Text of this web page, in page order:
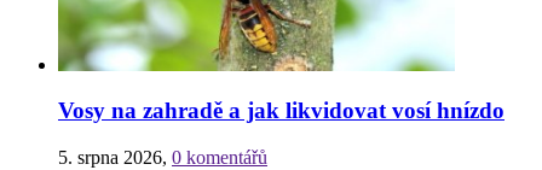
Vosy na zahradě a jak likvidovat vosí hnízdo
5. srpna 2026, 0 komentářů